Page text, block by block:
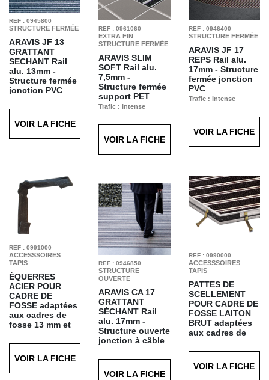
REF : 0945800
STRUCTURE FERMÉE
ARAVIS JF 13
GRATTANT
SECHANT Rail
alu. 13mm -
Structure fermée
jonction PVC
Finition : Grattant
Séchant Anthracite
T60
VOIR LA FICHE
REF : 0961060
EXTRA FIN
STRUCTURE FERMÉE
ARAVIS SLIM
SOFT Rail alu.
7,5mm -
Structure fermée
support PET
Trafic : Intense
Anthracite T63
VOIR LA FICHE
REF : 0946400
STRUCTURE FERMÉE
ARAVIS JF 17
REPSRail alu.
17mm - Structure
fermée jonction
PVC
Trafic : Intense
Anthracite T11
VOIR LA FICHE
REF : 0991000
ACCESSSOIRES
TAPIS
ÉQUERRES
ACIER POUR
CADRE DE
FOSSE adaptées
aux cadres de
fosse 13 mm et
Trafic : Intense
VOIR LA FICHE
REF : 0990000
ACCESSSOIRES
TAPIS
PATTES DE
SCELLEMENT
POUR CADRE DE
FOSSE LAITON
BRUTadaptées
aux cadres de
17-23 mm
Trafic : Intense
VOIR LA FICHE
REF : 0946850
STRUCTURE
OUVERTE
ARAVIS CA 17
GRATTANT
SÉCHANT Rail
alu. 17mm -
Structure ouverte
jonction à câble
Finition : Grattant
Séchant Anthracite
VOIR LA FICHE